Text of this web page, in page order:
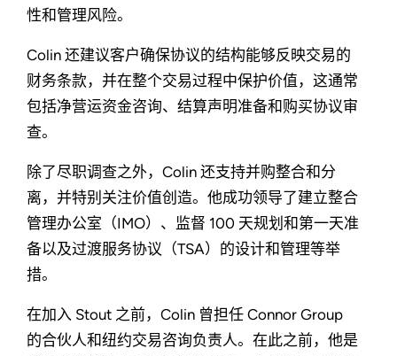
性和管理风险。
Colin 还建议客户确保协议的结构能够反映交易的
财务条款，并在整个交易过程中保护价值，这通常
包括净营运资金咨询、结算声明准备和购买协议审
查。
除了尽职调查之外，Colin 还支持并购整合和分
离，并特别关注价值创造。他成功领导了建立整合
管理办公室（IMO）、监督 100 天规划和第一天准
备以及过渡服务协议（TSA）的设计和管理等举
措。
在加入 Stout 之前，Colin 曾担任 Connor Group
的合伙人和纽约交易咨询负责人。在此之前，他是